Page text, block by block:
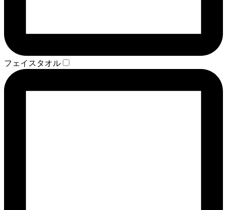
フェイスタオル